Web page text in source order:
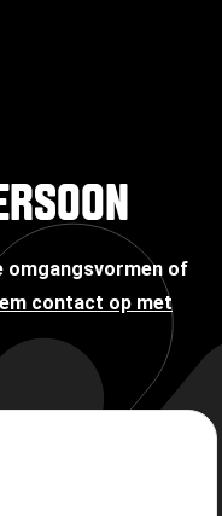
omgangsvormen of
contact op met